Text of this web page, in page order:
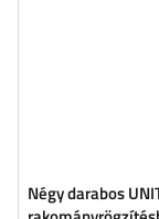
Négy darabos